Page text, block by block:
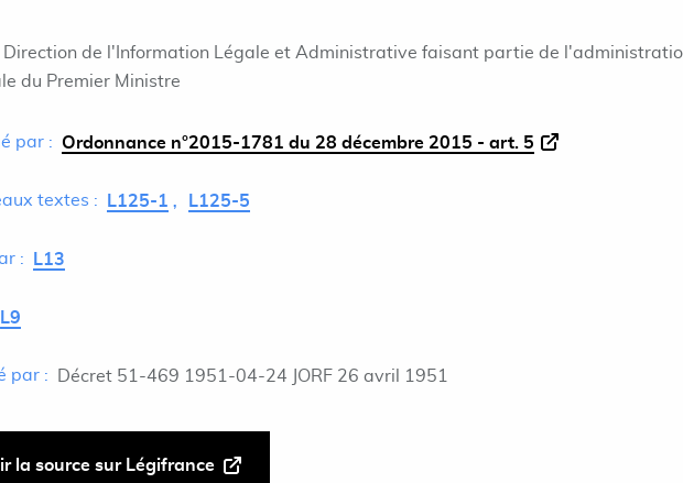
Direction de l'Information Légale et Administrative faisant partie de
du Premier Ministre
par : Ordonnance n°2015-1781 du 28 décembre 2015 - art. 5
textes : L125-1 L125-5
: L13
L9
par : Décret 51-469 1951-04-24 JORF 26 avril 1951
la source sur Légifrance